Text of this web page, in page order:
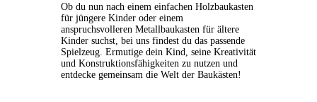
Ob du nun nach einem einfachen Holzbaukasten
für jüngere Kinder oder einem
anspruchsvolleren Metallbaukasten für ältere
Kinder suchst, bei uns findest du das passende
Spielzeug. Ermutige dein Kind, seine Kreativität
und Konstruktionsfähigkeiten zu nutzen und
entdecke gemeinsam die Welt der Baukästen!